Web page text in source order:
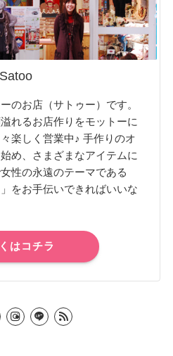
Satoo
のお店（サトゥー）です。
れるお店作りをモットーに
楽しく営業中♪ 手作りのオ
め、さまざまなアイテムに
性の永遠のテーマである
をお手伝いできればいいな
はコチラ